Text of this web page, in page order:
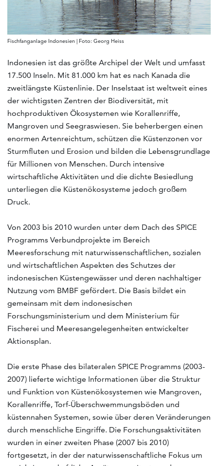
Fischfanganlage Indonesien | Foto: Georg Heiss
Indonesien ist das größte Archipel der Welt und umfasst
17.500 Inseln. Mit 81.000 km hat es nach Kanada die
zweitlängste Küstenlinie. Der Inselstaat ist weltweit eines
der wichtigsten Zentren der Biodiversität, mit
hochproduktiven Ökosystemen wie Korallenriffe,
Mangroven und Seegraswiesen. Sie beherbergen einen
enormen Artenreichtum, schützen die Küstenzonen vor
Sturmfluten und Erosion und bilden die Lebensgrundlage
für Millionen von Menschen. Durch intensive
wirtschaftliche Aktivitäten und die dichte Besiedlung
unterliegen die Küstenökosysteme jedoch großem
Druck.
Von 2003 bis 2010 wurden unter dem Dach des SPICE
Programms Verbundprojekte im Bereich
Meeresforschung mit naturwissenschaftlichen, sozialen
und wirtschaftlichen Aspekten des Schutzes der
indonesischen Küstengewässer und deren nachhaltiger
Nutzung vom BMBF gefördert. Die Basis bildet ein
gemeinsam mit dem indonesischen
Forschungsministerium und dem Ministerium für
Fischerei und Meeresangelegenheiten entwickelter
Aktionsplan.
Die erste Phase des bilateralen SPICE Programms (2003-
2007) lieferte wichtige Informationen über die Struktur
und Funktion von Küstenökosystemen wie Mangroven,
Korallenriffe, Torf-Überschwemmungsböden und
küstennahen Systemen, sowie über deren Veränderungen
durch menschliche Eingriffe. Die Forschungsaktivitäten
wurden in einer zweiten Phase (2007 bis 2010)
fortgesetzt, in der der naturwissenschaftliche Fokus um